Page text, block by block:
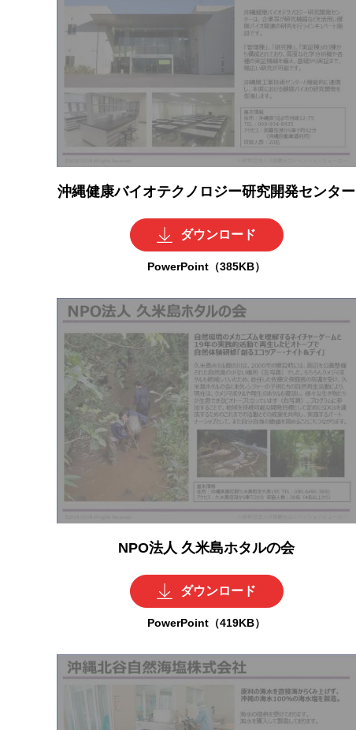
沖縄健康バイオテクノロジー研究開発センター
ダウンロード
PowerPoint（385KB）
NPO法人 久米島ホタルの会
ダウンロード
PowerPoint（419KB）